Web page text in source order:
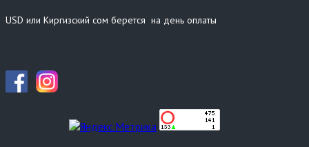
USD или Киргизский сом берется на день оплаты